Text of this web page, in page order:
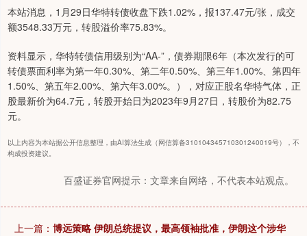
本站消息，1月29日华特转债收盘下跌1.02%，报137.47元/张，成交
额3548.33万元，转股溢价率75.83%。
资料显示，华特转债信用级别为“AA-”，债券期限6年（本次发行的可
转债票面利率为第一年0.30%、第二年0.50%、第三年1.00%、第四年
1.50%、第五年2.00%、第六年3.00%。），对应正股名华特气体，正
股最新价为64.7元，转股开始日为2023年9月27日，转股价为82.75
元。
以上内容为本站据公开信息整理，由AI算法生成（网信算备310104345710301240019号），不
构成投资建议。
百盛证券官网提示：文章来自网络，不代表本站观点。
上一篇： 博远策略 伊朗总统提议，最高领袖批准，伊朗这个涉华